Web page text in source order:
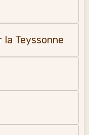
la Teyssonne